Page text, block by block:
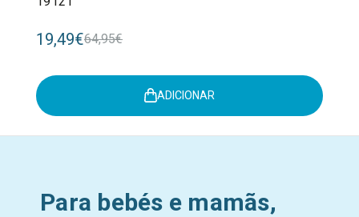
19,49€64,95€
ADICIONAR
Para bebés e mamãs,